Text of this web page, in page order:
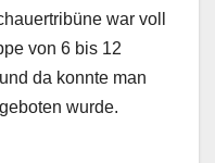
war voll
von 6 bis 12
da konnte man
wurde.